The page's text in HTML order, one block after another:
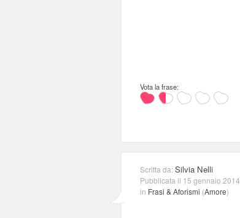
Vota la frase:
Scritta da:Silvia Nelli
Pubblicata il 15 gennaio 2014
in Frasi & Aforismi (Amore)